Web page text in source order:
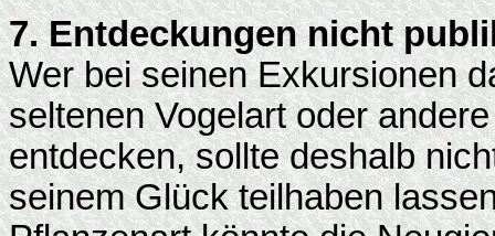
7. Entdeckungen nicht
Wer bei seinen Exkursionen
seltenen Vogelart oder
entdecken, sollte deshalb
seinem Glück teilhaben